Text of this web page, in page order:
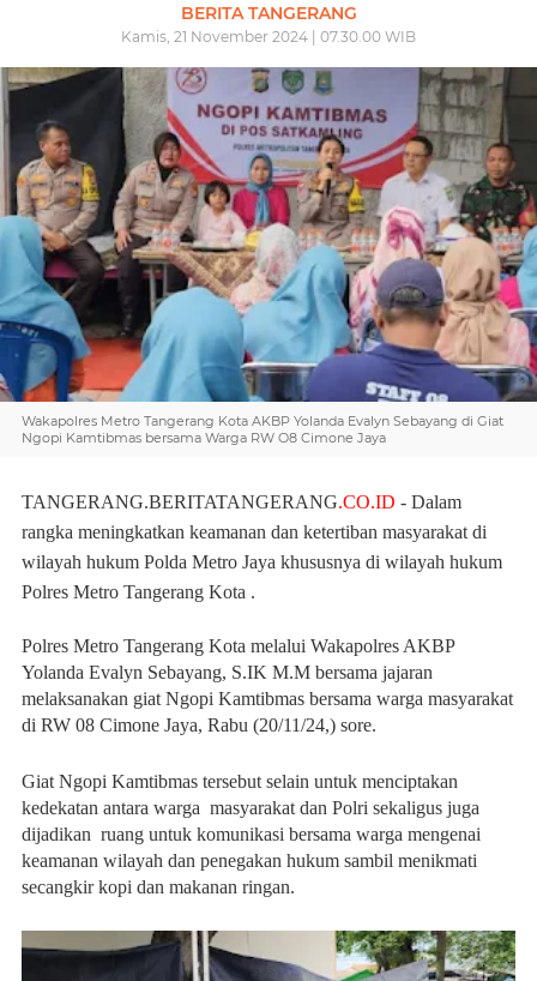
BERITA TANGERANG
Kamis, 21 November 2024 | 07.30.00 WIB
Wakapolres Metro Tangerang Kota AKBP Yolanda Evalyn Sebayang di Giat
Ngopi Kamtibmas bersama Warga RW O8 Cimone Jaya
TANGERANG.BERITATANGERANG.CO.ID - Dalam
rangka meningkatkan keamanan dan ketertiban masyarakat di
wilayah hukum Polda Metro Jaya khususnya di wilayah hukum
Polres Metro Tangerang Kota .
Polres Metro Tangerang Kota melalui Wakapolres AKBP
Yolanda Evalyn Sebayang, S.IK M.M bersama jajaran
melaksanakan giat Ngopi Kamtibmas bersama warga masyarakat
di RW 08 Cimone Jaya, Rabu (20/11/24,) sore.
Giat Ngopi Kamtibmas tersebut selain untuk menciptakan
kedekatan antara warga masyarakat dan Polri sekaligus juga
dijadikan ruang untuk komunikasi bersama warga mengenai
keamanan wilayah dan penegakan hukum sambil menikmati
secangkir kopi dan makanan ringan.